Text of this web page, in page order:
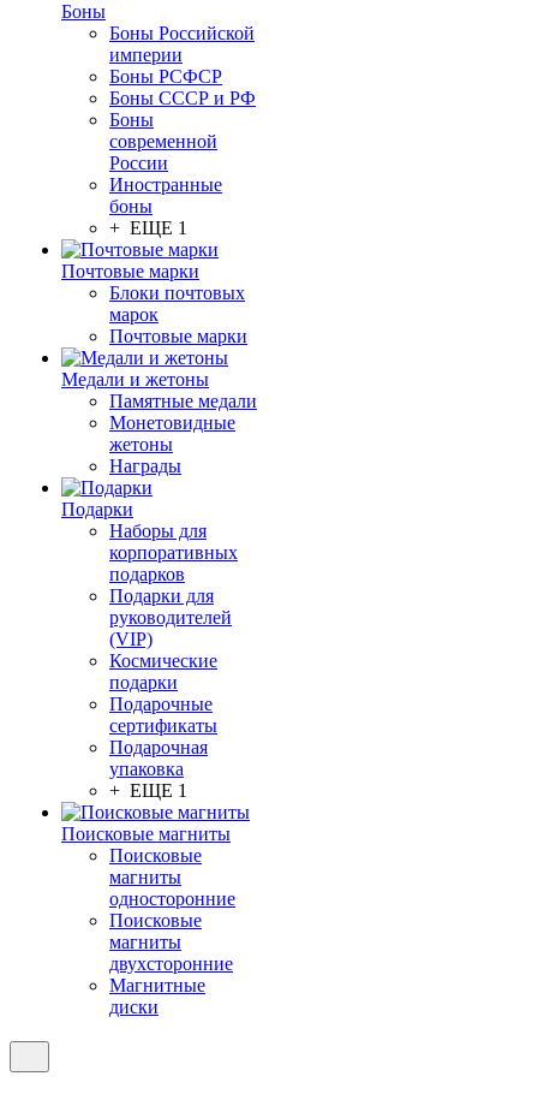
Боны
Боны Российской
империи
Боны РСФСР
Боны СССР и РФ
Боны
современной
России
Иностранные
боны
+ ЕЩЕ 1
Почтовые марки
Блоки почтовых
марок
Почтовые марки
Медали и жетоны
Памятные медали
Монетовидные
жетоны
Награды
Подарки
Наборы для
корпоративных
подарков
Подарки для
руководителей
(VIP)
Космические
подарки
Подарочные
сертификаты
Подарочная
упаковка
+ ЕЩЕ 1
Поисковые магниты
Поисковые
магниты
односторонние
Поисковые
магниты
двухсторонние
Магнитные
диски